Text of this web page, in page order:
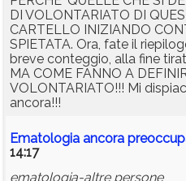
DI VOLONTARIATO DI
CARTELLO INIZIANDO
SPIETATA. Ora, fate il
breve conteggio, alla fine
MA COME FANNO A
VOLONTARIATO!!! Mi
ancora!!!
Ematologia ancora
14:17
ematologia-altre persone